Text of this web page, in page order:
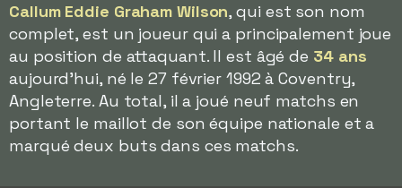
Callum Eddie Graham Wilson, qui est son nom
complet, est un joueur qui a principalement joue
au position de attaquant. Il est âgé de 34 ans
aujourd'hui, né le 27 février 1992 à Coventry,
Angleterre. Au total, il a joué neuf matchs en
portant le maillot de son équipe nationale et a
marqué deux buts dans ces matchs.